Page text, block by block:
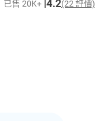
已售 20K+ 4.2(22 評價)